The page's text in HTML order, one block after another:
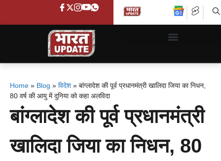
Home » Blog » विदेश » बांग्लादेश की पूर्व प्रधानमंत्री खालिदा जिया का निधन,
80 वर्ष की आयु में दुनिया को कहा अलविदा
बांग्लादेश की पूर्व प्रधानमंत्री
खालिदा जिया का निधन, 80